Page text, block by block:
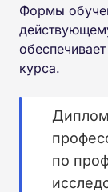
Формы
курса.
по